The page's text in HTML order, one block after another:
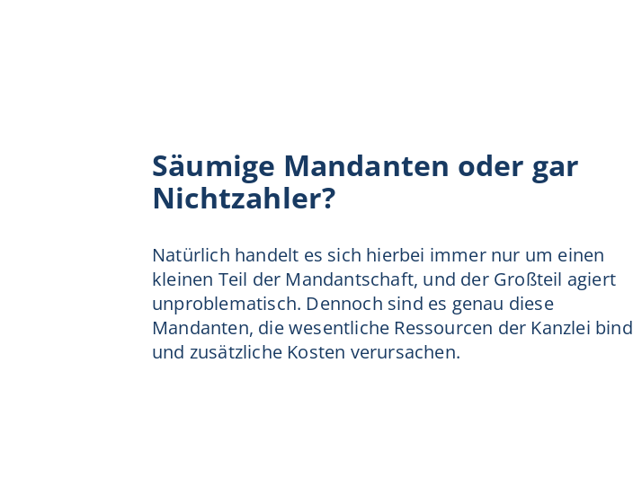
Säumige Mandanten oder gar
Nichtzahler?
Natürlich handelt es sich hierbei immer nur um einen
kleinen Teil der Mandantschaft, und der Großteil agiert
unproblematisch. Dennoch sind es genau diese
Mandanten, die wesentliche Ressourcen der Kanzlei
und zusätzliche Kosten verursachen.